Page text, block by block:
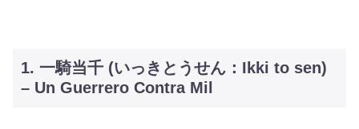
1. 一騎当千 (いっきとうせん：Ikki to sen)
– Un Guerrero Contra Mil